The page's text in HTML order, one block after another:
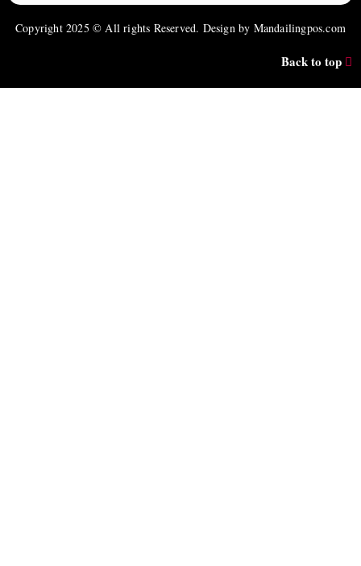
Copyright 2025 © All rights Reserved. Design by Mandailingpos.com
Back to top